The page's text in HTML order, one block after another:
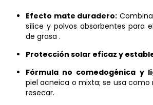
Efecto mate duradero:
sílice y polvos absorbentes para
de grasa .
Protección solar eficaz y
Fórmula no comedogénica y
piel acneica o mixta; se usa como
resecar.